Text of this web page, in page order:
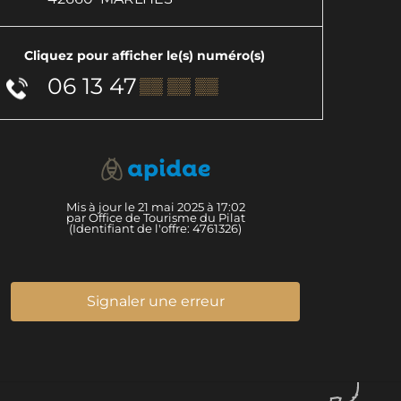
Cliquez pour afficher le(s) numéro(s)
06 13 47▒▒ ▒▒ ▒▒
Mis à jour le 21 mai 2025 à 17:02
par Office de Tourisme du Pilat
(Identifiant de l'offre: 4761326)
Signaler une erreur